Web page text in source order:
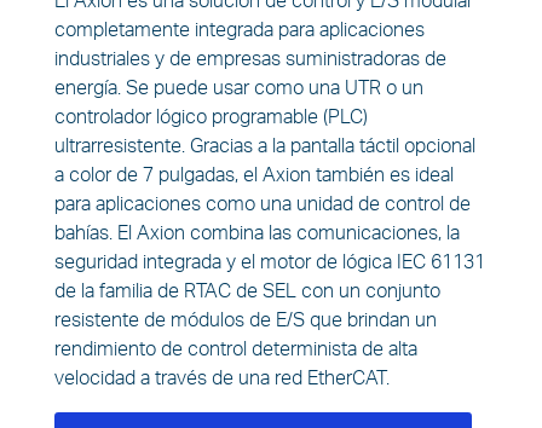
completamente integrada para aplicaciones
industriales y de empresas suministradoras de
energía. Se puede usar como una UTR o un
controlador lógico programable (PLC)
ultrarresistente. Gracias a la pantalla táctil opcional
a color de 7 pulgadas, el Axion también es ideal
para aplicaciones como una unidad de control de
bahías. El Axion combina las comunicaciones, la
seguridad integrada y el motor de lógica IEC 61131
de la familia de RTAC de SEL con un conjunto
resistente de módulos de E/S que brindan un
rendimiento de control determinista de alta
velocidad a través de una red EtherCAT.